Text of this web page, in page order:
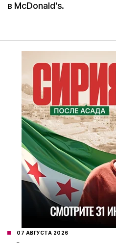
в McDonald’s.
07 АВГУСТА 2026